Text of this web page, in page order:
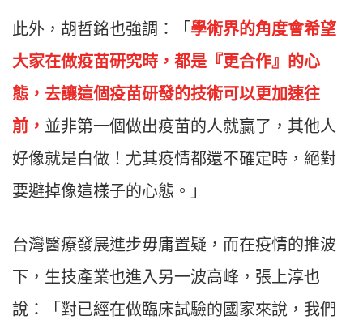
此外，胡哲銘也強調：「 學術界的角度會希望
大家在做疫苗研究時，都是『更合作』的心
態，去讓這個疫苗研發的技術可以更加速往
前， 並非第一個做出疫苗的人就贏了，其他人
好像就是白做！尤其疫情都還不確定時，絕對
要避掉像這樣子的心態。」
台灣醫療發展進步毋庸置疑，而在疫情的推波
下，生技產業也進入另一波高峰，張上淳也
說：「對已經在做臨床試驗的國家來說，我們